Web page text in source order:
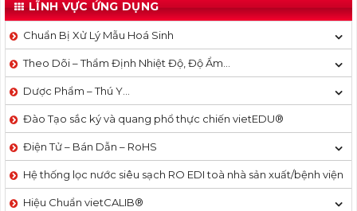
LĨNH VỰC ỨNG DỤNG
Chuẩn Bị Xử Lý Mẫu Hoá Sinh
Theo Dõi – Thẩm Định Nhiệt Độ, Độ Ẩm…
Dược Phẩm – Thú Y…
Đào Tạo sắc ký và quang phổ thực chiến vietEDU®
Điện Tử – Bán Dẫn – RoHS
Hệ thống lọc nước siêu sạch RO EDI​​ toà nhà sản xuất/bệnh viện
Hiệu Chuẩn vietCALIB®